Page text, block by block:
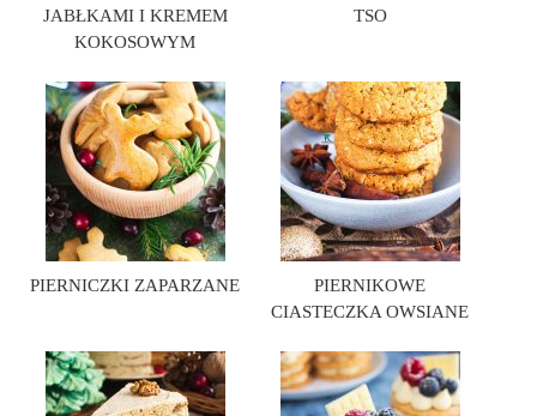
JABŁKAMI I KREMEM
KOKOSOWYM
TSO
PIERNICZKI ZAPARZANE
PIERNIKOWE
CIASTECZKA OWSIANE